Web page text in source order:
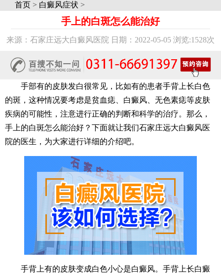
首页 > 白癜风症状 >
手上的白斑怎么能治好
来源：石家庄远大白癜风医院 日期：2022-05-05 浏览:1528次
手部有的皮肤发白很常见，比如有的患者手背上长白色
的斑，这种情况要考虑是贫血痣、白癜风、无色素痣等皮肤
疾病的可能性，注意进行正确的判断和科学的治疗。那么，
手上的白斑怎么能治好？下面就让我们石家庄远大白癜风医
院的医生，为大家进行详细的介绍吧。
手背上有的皮肤变成白色小心是白癜风。手背上长白癜